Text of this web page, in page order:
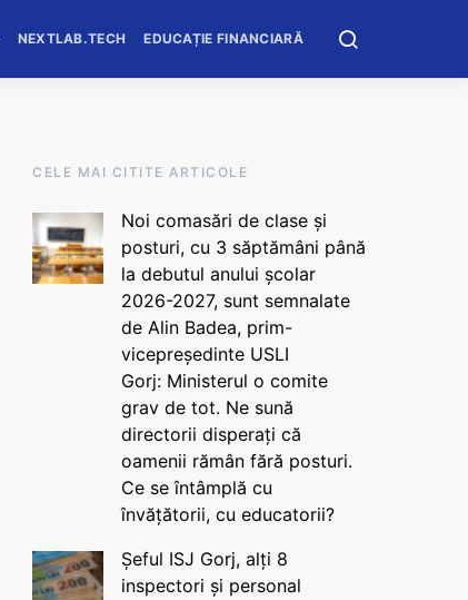
NEXTLAB.TECH EDUCAȚIE FINANCIARĂ
CELE MAI CITITE ARTICOLE
Noi comasări de clase și
posturi, cu 3 săptămâni până
la debutul anului școlar
2026-2027, sunt semnalate
de Alin Badea, prim-
vicepreședinte USLI
Gorj: Ministerul o comite
grav de tot. Ne sună
directorii disperați că
oamenii rămân fără posturi.
Ce se întâmplă cu
învățătorii, cu educatorii?
Șeful ISJ Gorj, alți 8
inspectori și personal